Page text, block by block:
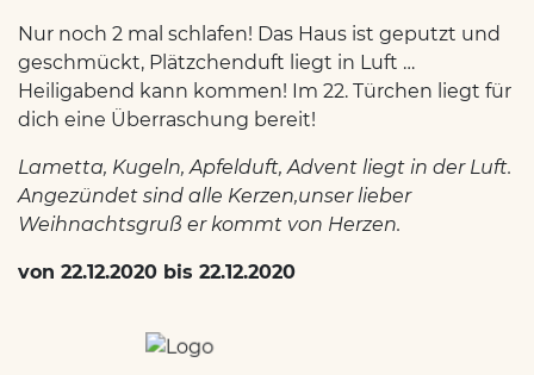
Nur noch 2 mal schlafen! Das Haus ist geputzt und
geschmückt, Plätzchenduft liegt in Luft …
Heiligabend kann kommen! Im 22. Türchen liegt für
dich eine Überraschung bereit!
Lametta, Kugeln, Apfelduft, Advent liegt in der Luft.
Angezündet sind alle Kerzen,unser lieber
Weihnachtsgruß er kommt von Herzen.
von 22.12.2020 bis 22.12.2020